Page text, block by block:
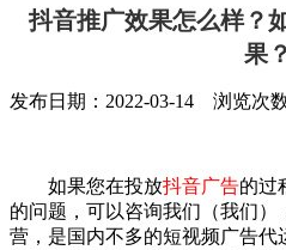
抖音推广效果怎么样？
果？
发布日期：2022-03-14 浏览次数
如果您在投放抖音广告的过
的问题，可以咨询我们（我们
营，是国内不多的短视频广告